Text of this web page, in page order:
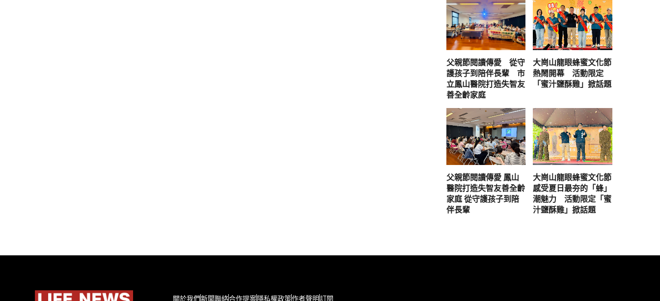
父親節閱讀傳愛 從守
護孩子到陪伴長輩 市
立鳳山醫院打造失智友
善全齡家庭
大崗山龍眼蜂蜜文化節
熱鬧開幕 活動限定
「蜜汁鹽酥雞」掀話題
父親節閱讀傳愛 鳳山
醫院打造失智友善全齡
家庭 從守護孩子到陪
伴長輩
大崗山龍眼蜂蜜文化節
感受夏日最夯的「蜂」
潮魅力 活動限定「蜜
汁鹽酥雞」掀話題
關於我們新聞聯絡合作提案隱私權政策作者聲明訂閱